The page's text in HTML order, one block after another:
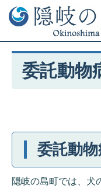
委託動物
委託動
隠岐の島町では、犬